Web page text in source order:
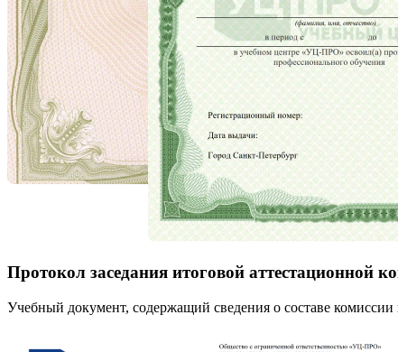
Протокол заседания итоговой аттестационной
Учебный документ, содержащий сведения о составе комиссии